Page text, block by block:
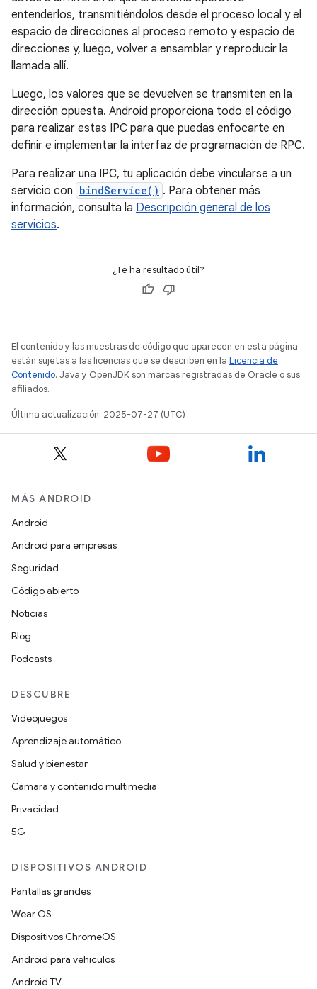
entenderlos, transmitiéndolos desde el proceso local y el
espacio de direcciones al proceso remoto y espacio de
direcciones y, luego, volver a ensamblar y reproducir la
llamada allí.
Luego, los valores que se devuelven se transmiten en la
dirección opuesta. Android proporciona todo el código
para realizar estas IPC para que puedas enfocarte en
definir e implementar la interfaz de programación de RPC.
Para realizar una IPC, tu aplicación debe vincularse a un
servicio con bindService() . Para obtener más
información, consulta la Descripción general de los
servicios.
¿Te ha resultado útil?
El contenido y las muestras de código que aparecen en esta página
están sujetas a las licencias que se describen en la Licencia de
Contenido. Java y OpenJDK son marcas registradas de Oracle o sus
afiliados.
Última actualización: 2025-07-27 (UTC)
MÁS ANDROID
Android
Android para empresas
Seguridad
Código abierto
Noticias
Blog
Podcasts
DESCUBRE
Videojuegos
Aprendizaje automático
Salud y bienestar
Cámara y contenido multimedia
Privacidad
5G
DISPOSITIVOS ANDROID
Pantallas grandes
Wear OS
Dispositivos ChromeOS
Android para vehículos
Android TV